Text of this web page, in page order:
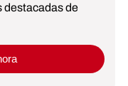
destacadas de